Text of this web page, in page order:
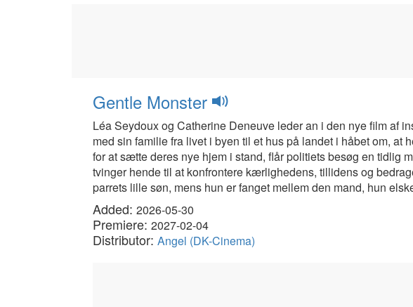
Gentle Monster
Léa Seydoux og Catherine Deneuve leder an i den nye film af
med sin familie fra livet i byen til et hus på landet i håbet om,
for at sætte deres nye hjem i stand, flår politiets besøg en tidlig
tvinger hende til at konfrontere kærlighedens, tillidens og
parrets lille søn, mens hun er fanget mellem den mand, hun
Added: 2026-05-30
Premiere: 2027-02-04
Distributor: Angel (DK-Cinema)